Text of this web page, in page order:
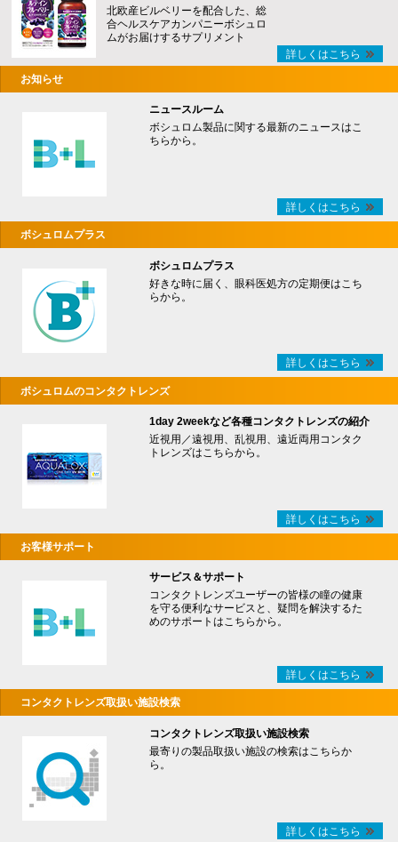
北欧産ビルベリーを配合した、総
合ヘルスケアカンパニーボシュロ
ムがお届けするサプリメント
詳しくはこちら
お知らせ
ニュースルーム
ボシュロム製品に関する最新のニュースはこ
ちらから。
詳しくはこちら
ボシュロムプラス
ボシュロムプラス
好きな時に届く、眼科医処方の定期便はこち
らから。
詳しくはこちら
ボシュロムのコンタクトレンズ
1day 2weekなど各種コンタクトレンズの紹介
近視用／遠視用、乱視用、遠近両用コンタク
トレンズはこちらから。
詳しくはこちら
お客様サポート
サービス＆サポート
コンタクトレンズユーザーの皆様の瞳の健康
を守る便利なサービスと、疑問を解決するた
めのサポートはこちらから。
詳しくはこちら
コンタクトレンズ取扱い施設検索
コンタクトレンズ取扱い施設検索
最寄りの製品取扱い施設の検索はこちらか
ら。
詳しくはこちら